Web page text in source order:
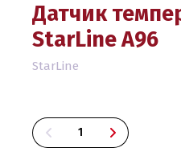
Датчик
StarLine А96
StarLine